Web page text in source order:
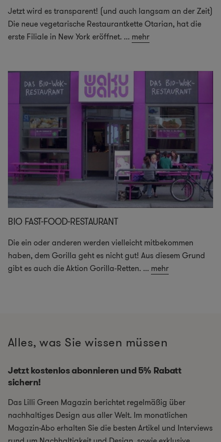
Jetzt wird es transparent! (und auch langsam an der Zeit)
Die neue vegetarische Restaurantkette Otarian, hat die
erste Filiale in New York eröffnet. ... mehr
BIO FAST-FOOD-RESTAURANT
Die ein oder anderen werden vielleicht mitbekommen
haben, dem Gorilla geht es nicht gut! Aus diesem Grund
gibt es auch die Aktion Gorilla-Retten. ... mehr
Alles, was Sie wissen müssen
Jetzt kostenlos abonnieren und 5% Rabatt
sichern!
Das Lilli Green Magazin berichtet regelmäßig über
nachhaltiges Design aus aller Welt. Im monatlichen
Magazin-Abo erhalten Sie die besten Artikel und Interviews